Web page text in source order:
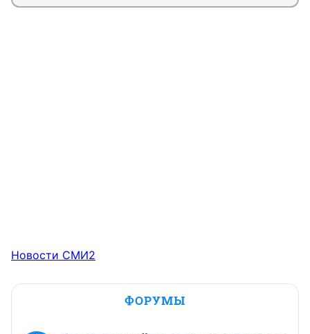
Новости СМИ2
ФОРУМЫ